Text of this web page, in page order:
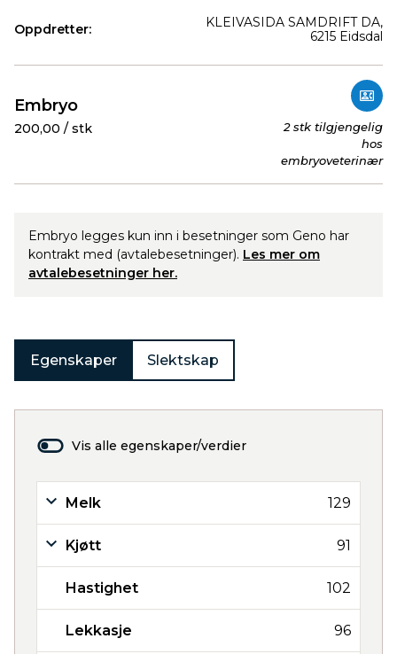
Oppdretter:
KLEIVASIDA SAMDRIFT DA,
6215 Eidsdal
Embryo
200,00 / stk
2 stk tilgjengelig
hos
embryoveterinær
Embryo legges kun inn i besetninger som Geno har
kontrakt med (avtalebesetninger). Les mer om
avtalebesetninger her.
Egenskaper Slektskap
Vis alle egenskaper/verdier
Melk 129
Kjøtt 91
Hastighet 102
Lekkasje 96